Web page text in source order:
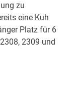
zu
eine Kuh
Platz für 6
2309 und